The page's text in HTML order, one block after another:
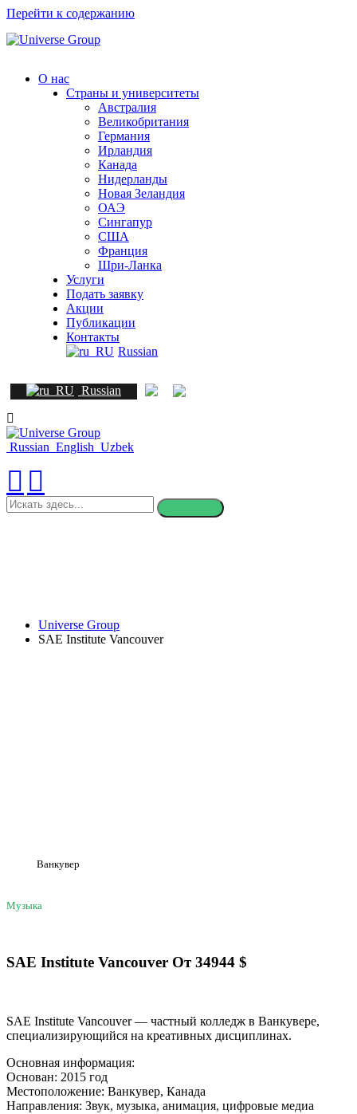
Перейти к содержанию
О нас
Страны и университеты
Австралия
Великобритания
Германия
Ирландия
Канада
Нидерланды
Новая Зеландия
ОАЭ
Сингапур
СШA
Франция
Шри-Ланка
Услуги
Подать заявку
Акции
Публикации
Контакты
Russian
Russian
Russian English Uzbek
искать
здесь
Universe Group
SAE Institute Vancouver
Ванкувер
Музыка
SAE Institute Vancouver От34944 $
SAE Institute Vancouver — частный колледж в Ванкувере,
специализирующийся на креативных дисциплинах.
Основная информация:
Основан: 2015 год
Местоположение: Ванкувер, Канада
Направления: Звук, музыка, анимация, цифровые медиа